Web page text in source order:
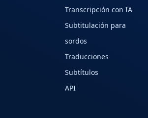
Transcripción con IA
Subtitulación para
sordos
Traducciones
Subtítulos
API